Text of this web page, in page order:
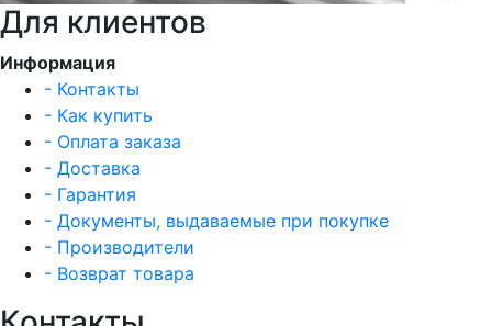
Для клиентов
Информация
- Контакты
- Как купить
- Оплата заказа
- Доставка
- Гарантия
- Документы, выдаваемые при покупке
- Производители
- Возврат товара